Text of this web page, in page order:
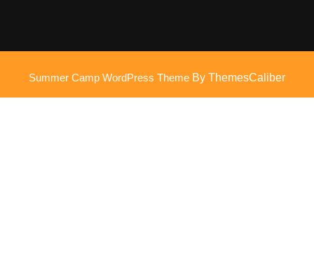
Summer Camp WordPress Theme By ThemesCaliber